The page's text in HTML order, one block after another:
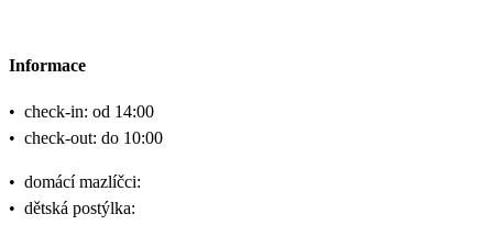
Informace
• check-in: od 14:00
• check-out: do 10:00
• domácí mazlíčci:
• dětská postýlka: